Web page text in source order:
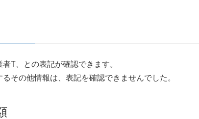
T、との表記が確認できます。
その他情報は、表記を確認できませんでした。